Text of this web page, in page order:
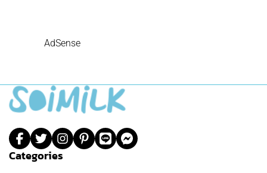
AdSense
Categories